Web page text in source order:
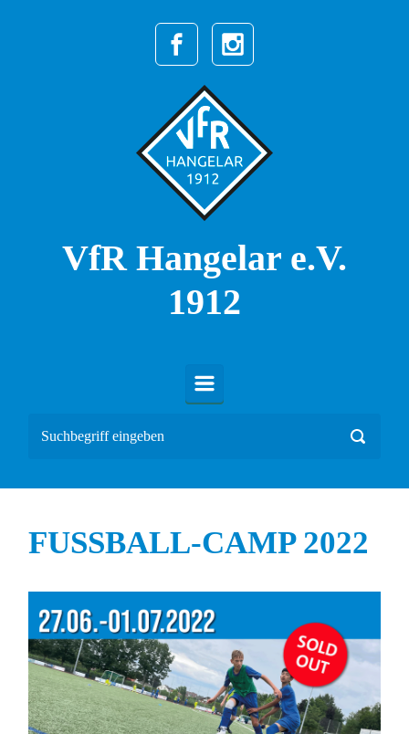
Zum Hauptinhalt springen
VfR Hangelar e.V.
1912
FUSSBALL-CAMP 2022